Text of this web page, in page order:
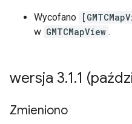
Wycofano
w GMTCMapView .
wersja 3.1.1
Zmieniono